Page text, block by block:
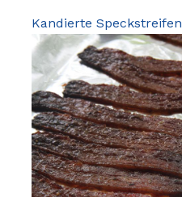
Kandierte Speckstreifen